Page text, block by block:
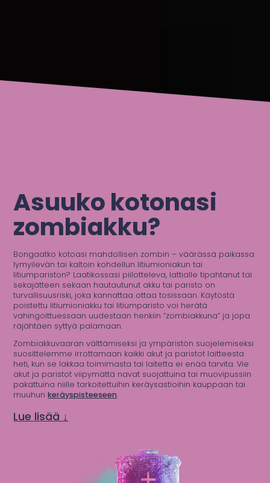
Asuuko kotonasi
zombiakku?
Bongaatko kotoasi mahdollisen zombin – väärässä paikassa
lymyilevän tai kaltoin kohdellun litiumioniakun tai
litiumpariston? Laatikossasi piilotteleva, lattialle tipahtanut tai
sekajätteen sekaan hautautunut akku tai paristo on
turvallisuusriski, joka kannattaa ottaa tosissaan. Käytöstä
poistettu litiumioniakku tai litiumparisto voi herätä
vahingoittuessaan uudestaan henkiin ”zombiakkuna” ja jopa
räjähtäen syttyä palamaan.
Zombiakkuvaaran välttämiseksi ja ympäristön suojelemiseksi
suosittelemme irrottamaan kaikki akut ja paristot laitteesta
heti, kun se lakkaa toimimasta tai laitetta ei enää tarvita. Vie
akut ja paristot viipymättä navat suojattuina tai muovipussiin
pakattuina niille tarkoitettuihin keräysastioihin kauppaan tai
muuhunkeräyspisteeseen.
Lue lisää ↓